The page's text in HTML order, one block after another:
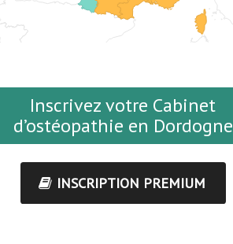
Inscrivez votre Cabinet
d’ostéopathie en Dordogne
INSCRIPTION PREMIUM